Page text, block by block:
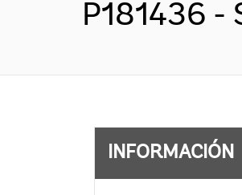
P181436 -
INFORMACIÓN